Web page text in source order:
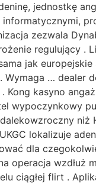
jednostkę
zezwala
regulujący .
jak
Wymaga … dealer
kasyno
wypoczynkowy
lokalizuje
dla
operacja wzdłuż
ciągłej flirt .